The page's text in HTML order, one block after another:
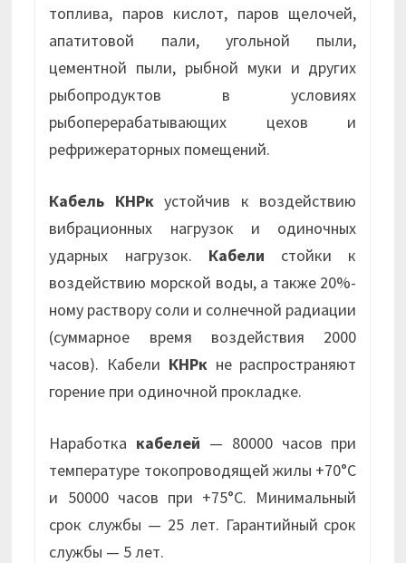
топлива, паров кислот, паров щелочей,
апатитовой пали, угольной пыли,
цементной пыли, рыбной муки и других
рыбопродуктов в условиях
рыбоперерабатывающих цехов и
рефрижераторных помещений.
Кабель КНРкустойчив к воздействию
вибрационных нагрузок и одиночных
ударных нагрузок. Кабели стойки к
воздействию морской воды, а также 20%-
ному раствору соли и солнечной радиации
(суммарное время воздействия 2000
часов). Кабели КНРкне распространяют
горение при одиночной прокладке.
Наработка кабелей — 80000 часов при
температуре токопроводящей жилы +70°С
и 50000 часов при +75°С. Минимальный
срок службы — 25 лет. Гарантийный срок
службы — 5 лет.